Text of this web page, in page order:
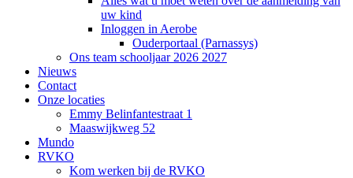
uw kind
Inloggen in Aerobe
Ouderportaal (Parnassys)
Ons team schooljaar 2026 2027
Nieuws
Contact
Onze locaties
Emmy Belinfantestraat 1
Maaswijkweg 52
Mundo
RVKO
Kom werken bij de RVKO